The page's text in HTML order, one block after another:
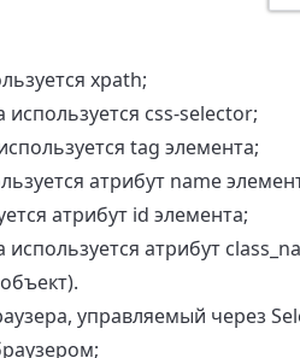
xpath;
css-selector;
tag элемента;
атрибут name
атрибут id элемента;
атрибут
управляемый через